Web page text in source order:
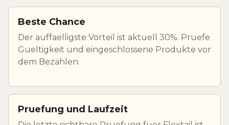
Beste Chance
Der auffaelligste Vorteil ist aktuell 30%. Pruefe
Gueltigkeit und eingeschlossene Produkte vor
dem Bezahlen.
Pruefung und Laufzeit